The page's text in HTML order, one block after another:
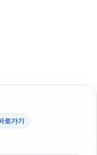
로가기